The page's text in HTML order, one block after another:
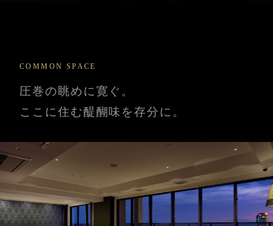
COMMON SPACE
圧巻の眺めに寛ぐ。
ここに住む醍醐味を存分に。